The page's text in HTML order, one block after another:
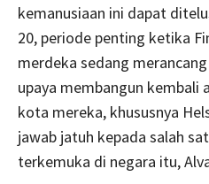
kemanusiaan ini dapat
20, periode penting ketika
merdeka sedang
upaya membangun kembali
kota mereka, khususnya
jawab jatuh kepada salah
terkemuka di negara itu,